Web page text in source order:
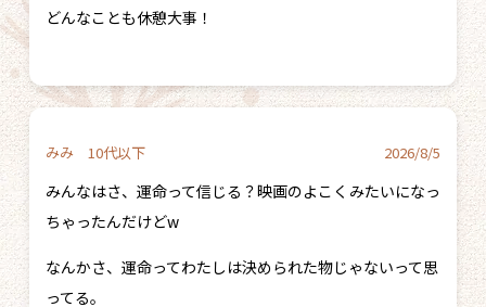
どんなことも休憩大事！
みみ 10代以下 2026/8/5
みんなはさ、運命って信じる？映画のよこくみたいになっ
ちゃったんだけどw
なんかさ、運命ってわたしは決められた物じゃないって思
ってる。